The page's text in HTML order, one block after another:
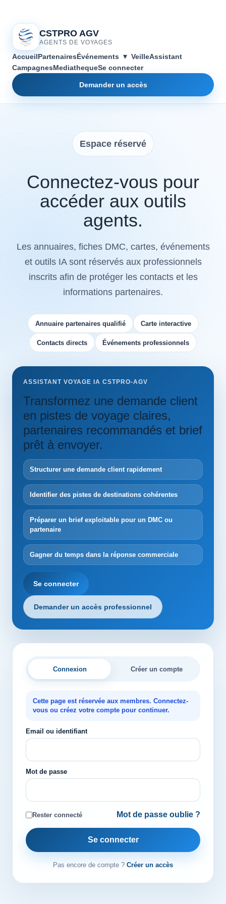
CSTPRO AGV
AGENTS DE VOYAGES
AccueilPartenairesÉvénements ▾ VeilleAssistant
CampagnesMediathequeSe connecter
Demander un accès
Espace réservé
Connectez-vous pour
accéder aux outils
agents.
Les annuaires, fiches DMC, cartes, événements
et outils IA sont réservés aux professionnels
inscrits afin de protéger les contacts et les
informations partenaires.
Annuaire partenaires qualifié Carte interactive
Contacts directs Événements professionnels
ASSISTANT VOYAGE IA CSTPRO-AGV
Transformez une demande client
en pistes de voyage claires,
partenaires recommandés et brief
prêt à envoyer.
Structurer une demande client rapidement
Identifier des pistes de destinations cohérentes
Préparer un brief exploitable pour un DMC ou
partenaire
Gagner du temps dans la réponse commerciale
Se connecter
Demander un accès professionnel
Connexion Créer un compte
Cette page est réservée aux membres. Connectez-
vous ou créez votre compte pour continuer.
Email ou identifiant
Mot de passe
Rester connecté Mot de passe oublie ?
Se connecter
Pas encore de compte ? Créer un accès